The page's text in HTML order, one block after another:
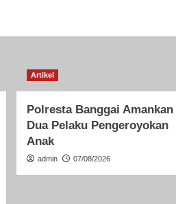
Artikel
Polresta Banggai Amankan
Dua Pelaku Pengeroyokan
Anak
admin 07/08/2026